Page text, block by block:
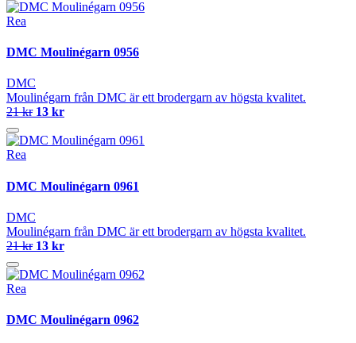
Rea
DMC Moulinégarn 0956
DMC
Moulinégarn från DMC är ett brodergarn av högsta kvalitet.
21 kr 13 kr
Rea
DMC Moulinégarn 0961
DMC
Moulinégarn från DMC är ett brodergarn av högsta kvalitet.
21 kr 13 kr
Rea
DMC Moulinégarn 0962